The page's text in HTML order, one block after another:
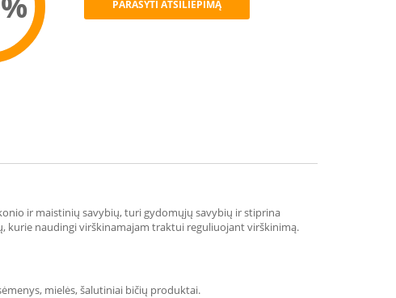
PARAŠYTI ATSILIEPIMĄ
ir maistinių savybių, turi gydomųjų savybių ir stiprina
kurie naudingi virškinamajam traktui reguliuojant virškinimą.
mielės, šalutiniai bičių produktai.